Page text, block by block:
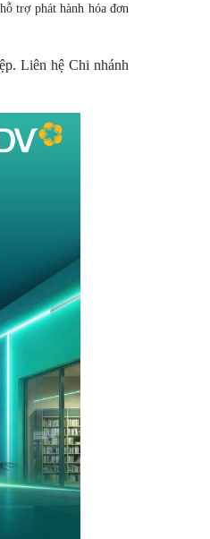
trợ phát hành hóa đơn
Liên hệ Chi nhánh